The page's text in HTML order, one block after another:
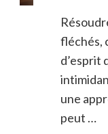
fléchés,
d’esprit
une
peut …